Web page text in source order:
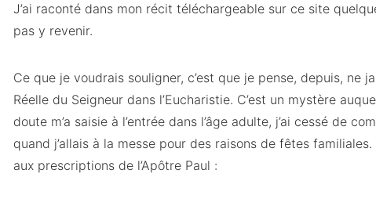
J’ai raconté dans mon récit téléchargeable sur ce site
pas y revenir.
Ce que je voudrais souligner, c’est que je pense, depuis, ne
Réelle du Seigneur dans l’Eucharistie. C’est un mystère
doute m’a saisie à l’entrée dans l’âge adulte, j’ai cessé de
quand j’allais à la messe pour des raisons de fêtes
aux prescriptions de l’Apôtre Paul :